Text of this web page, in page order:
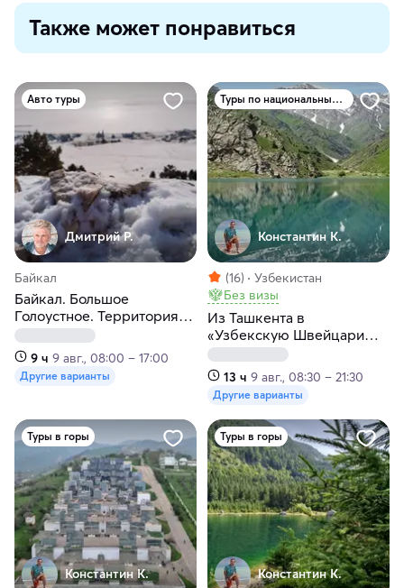
Также может понравиться
Авто туры
Дмитрий Р.
Байкал
Байкал. Большое
Голоустное. Территория
тишины и свободы
9 ч 9 авг., 08:00 – 17:00
Другие варианты
Туры по национальным паркам
Константин К.
(16)
Узбекистан
Без визы
Из Ташкента в
«Узбекскую Швейцарию»
Заамин
13 ч 9 авг., 08:30 – 21:30
Другие варианты
Туры в горы
Константин К.
Туры в горы
Константин К.